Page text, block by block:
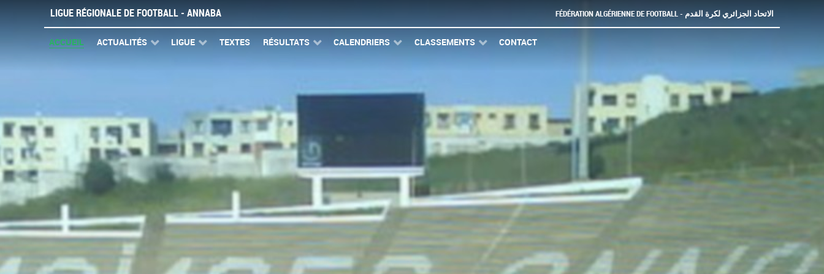
LIGUE RÉGIONALE DE FOOTBALL - ANNABA FÉDÉRATION ALGÉRIENNE DE FOOTBALL - الاتحاد الجزائري لكرة القدم
ACCUEIL ACTUALITÉS LIGUE TEXTES RÉSULTATS CALENDRIERS CLASSEMENTS CONTACT